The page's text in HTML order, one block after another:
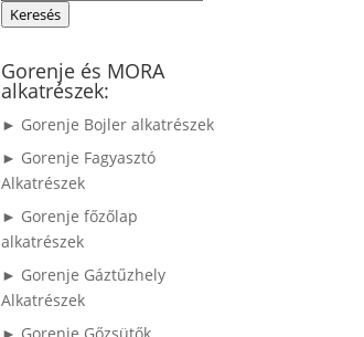
a Keresés
Gorenje és MORA
alkatrészek:
► Gorenje Bojler alkatrészek
► Gorenje Fagyasztó
Alkatrészek
► Gorenje főzőlap
alkatrészek
► Gorenje Gáztűzhely
Alkatrészek